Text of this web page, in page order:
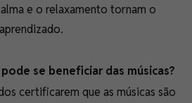
e o relaxamento tornam o
se beneficiar das músicas?
certificarem que as músicas são